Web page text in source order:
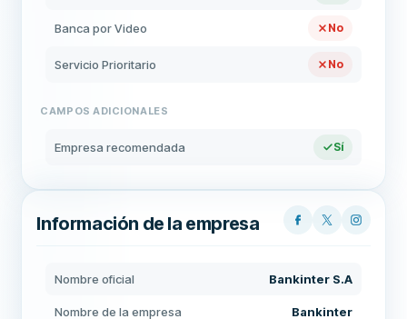
Banca por Video No
Servicio Prioritario No
CAMPOS ADICIONALES
Empresa recomendada Sí
Información de la empresa
Nombre oficial Bankinter S.A
Nombre de la empresa Bankinter